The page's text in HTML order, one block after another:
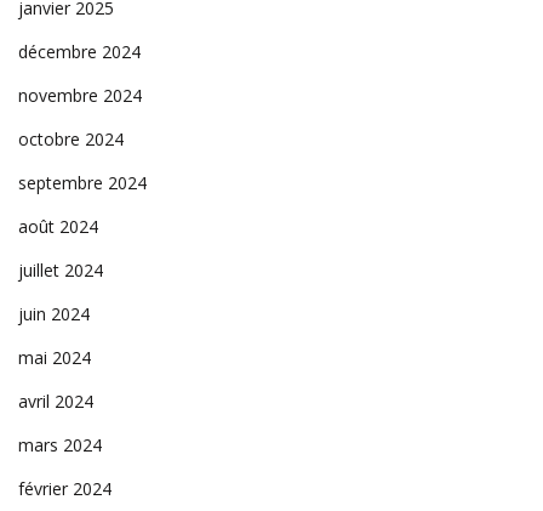
janvier 2025
décembre 2024
novembre 2024
octobre 2024
septembre 2024
août 2024
juillet 2024
juin 2024
mai 2024
avril 2024
mars 2024
février 2024